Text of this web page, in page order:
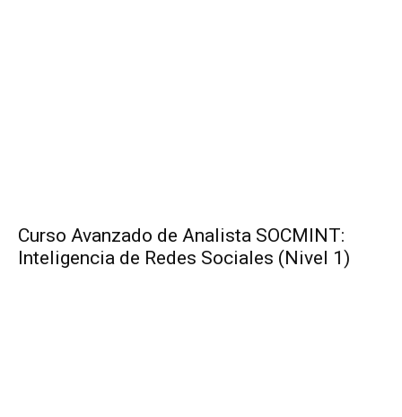
Curso Avanzado de Analista SOCMINT:
Inteligencia de Redes Sociales (Nivel 1)